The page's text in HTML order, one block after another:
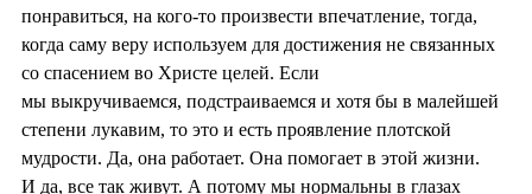
понравиться, на кого-то произвести впечатление, тогда,
когда саму веру используем для достижения не связанных
со спасением во Христе целей. Если
мы выкручиваемся, подстраиваемся и хотя бы в малейшей
степени лукавим, то это и есть проявление плотской
мудрости. Да, она работает. Она помогает в этой жизни.
И да, все так живут. А потому мы нормальны в глазах